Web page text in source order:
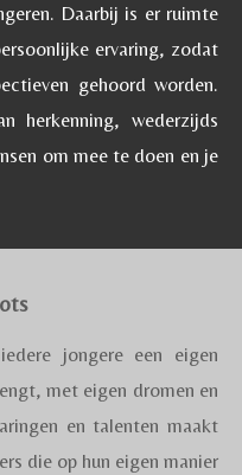
Daarbij is er ruimte
ervaring, zodat
gehoord worden.
herkenning, wederzijds
om mee te doen en je
jongere een eigen
met eigen dromen en
en talenten maakt
die op hun eigen manier